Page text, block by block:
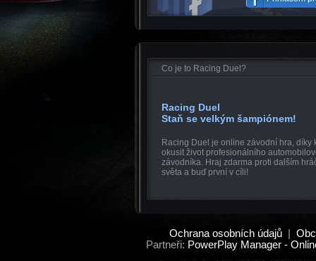
Co je to Racing Duel?
Racing Duel
Staň se velkým šampiónem!
Racing Duel je online závodní hra, díky
okusit život profesionálního
závodníka. Hraj zdarma proti dalším
světa a buď první v cíli!
Ochrana osobních údajů|
Partneři: PowerPlay Manager -